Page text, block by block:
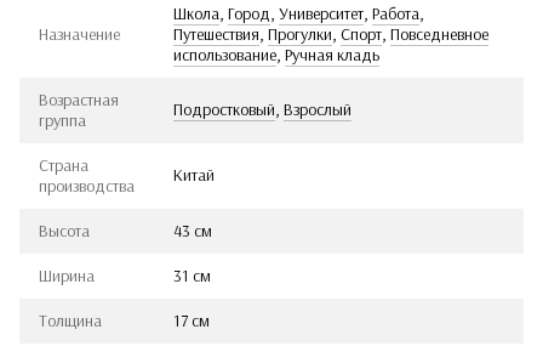
Назначение
Школа Город Университет Работа
Путешествия Прогулки Спорт Повседневное
использование Ручная кладь
Возрастная
группа
Подростковый Взрослый
Страна
производства
Китай
Высота 43 см
Ширина 31 см
Толщина 17 см